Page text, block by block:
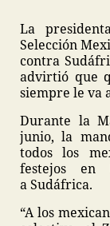
La
Selección
contra
advirtió que
siempre le va
Durante la
junio, la
todos los
festejos en
a Sudáfrica.
“A los